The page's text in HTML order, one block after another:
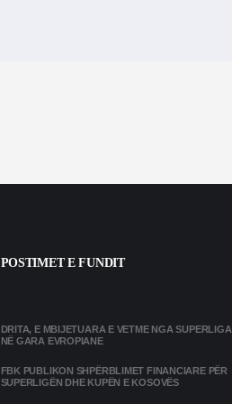
POSTIMET E FUNDIT
DRITA, E MBIJETUARA E VETME NGA SUPERLIGA
NË GARA EVROPIANE
FBK PUBLIKON SHPËRBLIMET FINANCIARE PËR
SUPERLIGËN DHE KUPËN E KOSOVËS